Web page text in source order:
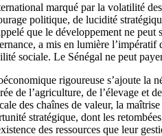
marqué par la volatilité
politique, de lucidité
que le développement ne
a mis en lumière
sociale. Le Sénégal ne peut
rigoureuse s’ajoute la
de l’agriculture, de l’élevage et
des chaînes de valeur, la
stratégique, dont les
des ressources que leur